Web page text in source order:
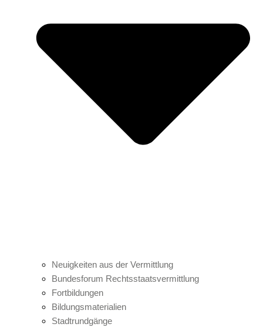
Neuigkeiten aus der Vermittlung
Bundesforum Rechtsstaatsvermittlung
Fortbildungen
Bildungsmaterialien
Stadtrundgänge